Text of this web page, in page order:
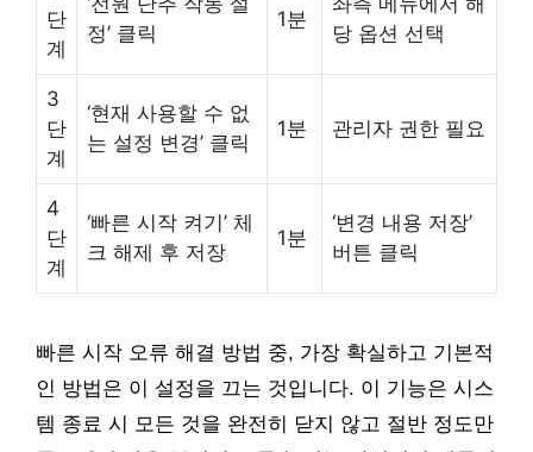
단
계
정’ 클릭
1분
당 옵션 선택
3
단
계
‘현재 사용할 수 없
는 설정 변경’ 클릭
1분 관리자 권한 필요
4
단
계
‘빠른 시작 켜기’ 체
크 해제 후 저장
1분
‘변경 내용 저장’
버튼 클릭
빠른 시작 오류 해결 방법 중, 가장 확실하고 기본적
인 방법은 이 설정을 끄는 것입니다. 이 기능은 시스
템 종료 시 모든 것을 완전히 닫지 않고 절반 정도만